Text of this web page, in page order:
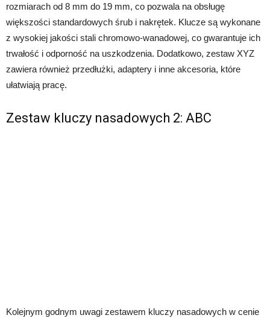
rozmiarach od 8 mm do 19 mm, co pozwala na obsługę
większości standardowych śrub i nakrętek. Klucze są wykonane
z wysokiej jakości stali chromowo-wanadowej, co gwarantuje ich
trwałość i odporność na uszkodzenia. Dodatkowo, zestaw XYZ
zawiera również przedłużki, adaptery i inne akcesoria, które
ułatwiają pracę.
Zestaw kluczy nasadowych 2: ABC
Kolejnym godnym uwagi zestawem kluczy nasadowych w cenie